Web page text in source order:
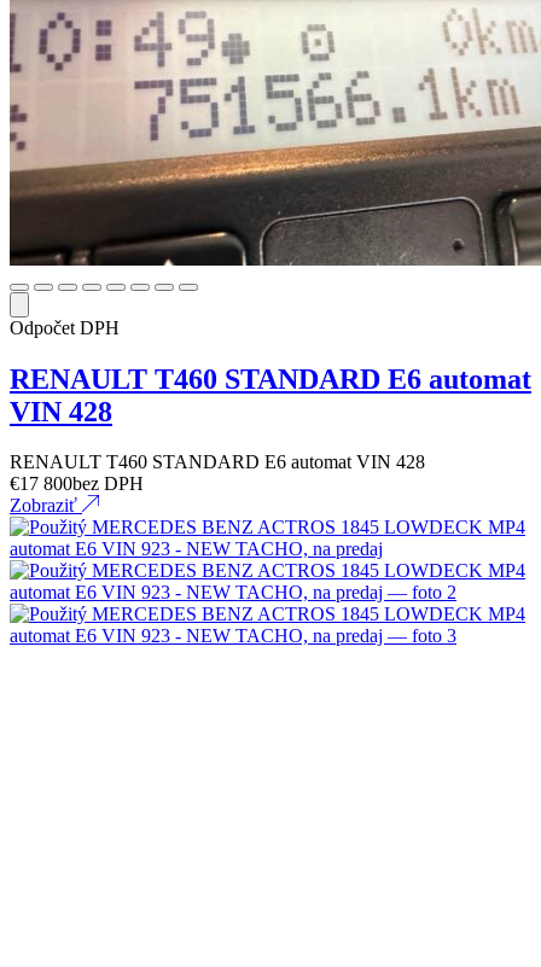
Odpočet DPH
RENAULT T460 STANDARD E6 automat
VIN 428
RENAULT T460 STANDARD E6 automat VIN 428
€17 800bez DPH
Zobraziť